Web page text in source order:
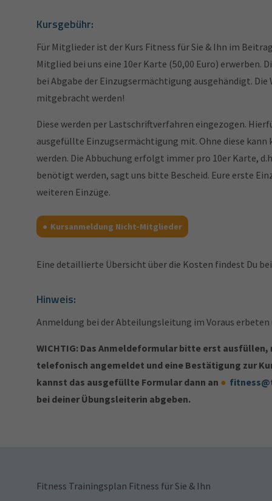
Kursgebühr:
Für Mitglieder ist der Kurs Fitness für Sie & Ihn im
Mitglied bei uns eine 10er Karte (50,00 Euro) erwerben.
bei Abgabe der Einzugsermächtigung ausgehändigt.
mitgebracht werden!
Diese werden per Lastschriftverfahren eingezogen.
ausgefüllte Einzugsermächtigung mit. Ohne diese
werden. Die Abbuchung erfolgt immer pro 10er Karte,
benötigt werden, sagt uns bitte Bescheid. Eure erste
weiteren Einzüge.
Kursanmeldung Nicht-Mitglieder
Eine detaillierte Übersicht über die Kosten findest Du
Hinweis:
Anmeldung bei der Abteilungsleitung im Voraus
WICHTIG: Das Anmeldeformular bitte erst ausfüllen,
telefonisch angemeldet und eine Bestätigung zur
kannst das ausgefüllte Formular dann an
bei deiner Übungsleiterin abgeben.
Fitness Trainingsplan Fitness für Sie & Ihn